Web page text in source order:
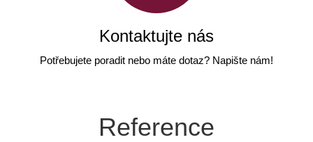
Kontaktujte nás
Potřebujete poradit nebo máte dotaz? Napište nám!
Reference